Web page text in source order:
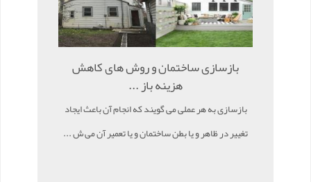
بازسازی ساختمان و روش های کاهش
هزینه باز ...
بازسازی به هر عملی می گویند که انجام آن باعث ایجاد
تغییر در ظاهر و یا بطن ساختمان و یا تعمیر آن می ش ...